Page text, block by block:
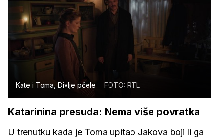
Kate i Toma, Divlje pčele FOTO: RTL
Katarinina presuda: Nema više povratka
U trenutku kada je Toma upitao Jakova boji li ga